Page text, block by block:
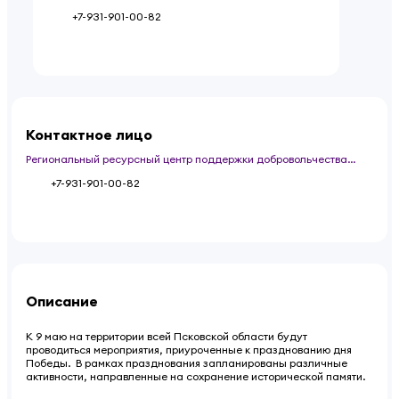
+7-931-901-00-82
Контактное лицо
Региональный ресурсный центр поддержки добровольчества
+7-931-901-00-82
Описание
К 9 маю на территории всей Псковской области будут
проводиться мероприятия, приуроченные к празднованию дня
Победы. В рамках празднования запланированы различные
активности, направленные на сохранение исторической памяти.